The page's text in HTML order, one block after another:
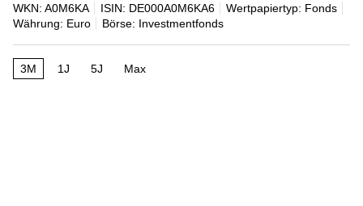
WKN: A0M6KA ISIN: DE000A0M6KA6
Wertpapiertyp: Fonds
Währung: Euro
Börse: Investmentfonds
3M 1J 5J Max